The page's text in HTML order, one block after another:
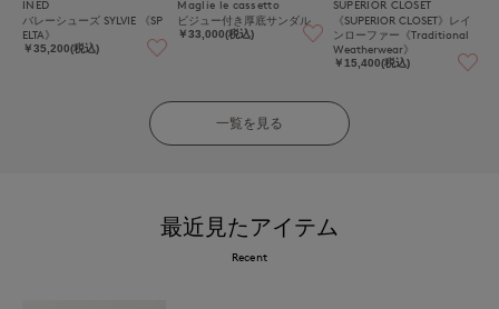
INED
バレーシューズ SYLVIE 《SP
ELTA》
￥35,200(税込)
Maglie le cassetto
ビジュー付き厚底サンダル
￥33,000(税込)
SUPERIOR CLOSET
《SUPERIOR CLOSET》レイ
ンローファー《Traditional
Weatherwear》
￥15,400(税込)
一覧を見る
最近見たアイテム
Recent